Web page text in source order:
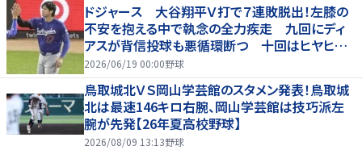
ドジャース 大谷翔平Ｖ打で７連敗脱出！左膝の
不安を抱える中で執念の全力疾走 九回にディ
アスが背信投球も悪循環断つ 十回はヒヤヒヤ
もリード守る
2026/06/19 00:00野球
鳥取城北ＶＳ岡山学芸館のスタメン発表！鳥取城
北は最速146キロ右腕、岡山学芸館は技巧派左
腕が先発【26年夏高校野球】
2026/08/09 13:13野球